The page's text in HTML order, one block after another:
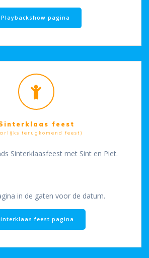
Playbackshow pagina
feest
terugkomend feest)
Sinterklaasfeest met Sint en Piet.
in de gaten voor de datum.
feest pagina